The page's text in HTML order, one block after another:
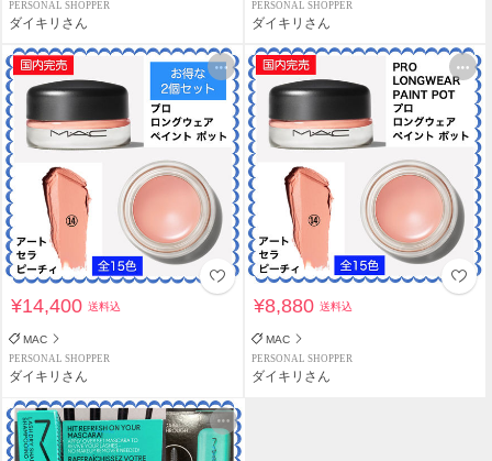
PERSONAL SHOPPER
ダイキリさん
PERSONAL SHOPPER
ダイキリさん
¥14,400送料込
MAC
PERSONAL SHOPPER
ダイキリさん
¥8,880送料込
MAC
PERSONAL SHOPPER
ダイキリさん